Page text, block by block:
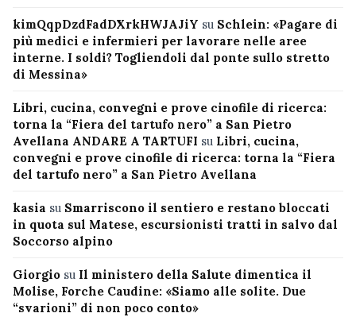
kimQqpDzdFadDXrkHWJAJiY su Schlein: «Pagare di
più medici e infermieri per lavorare nelle aree
interne. I soldi? Togliendoli dal ponte sullo stretto
di Messina»
Libri, cucina, convegni e prove cinofile di ricerca:
torna la “Fiera del tartufo nero” a San Pietro
Avellana ANDARE A TARTUFI su Libri, cucina,
convegni e prove cinofile di ricerca: torna la “Fiera
del tartufo nero” a San Pietro Avellana
kasia su Smarriscono il sentiero e restano bloccati
in quota sul Matese, escursionisti tratti in salvo dal
Soccorso alpino
Giorgio su Il ministero della Salute dimentica il
Molise, Forche Caudine: «Siamo alle solite. Due
“svarioni” di non poco conto»